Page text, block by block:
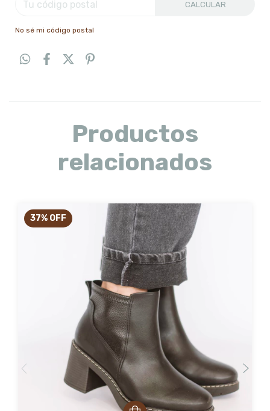
CALCULAR
No sé mi código postal
Productos
relacionados
37% OFF